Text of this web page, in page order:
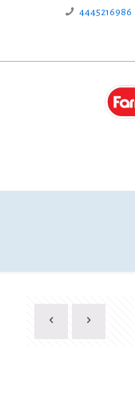
4445216986